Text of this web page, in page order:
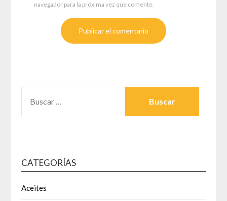
navegador para la próxima vez que comente.
CATEGORÍAS
Aceites